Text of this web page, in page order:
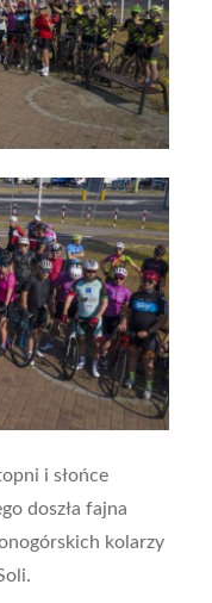
i słońce
doszła fajna
kolarzy